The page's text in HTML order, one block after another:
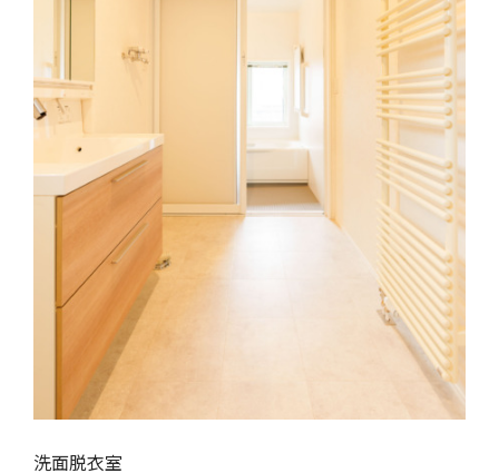
洗面脱衣室